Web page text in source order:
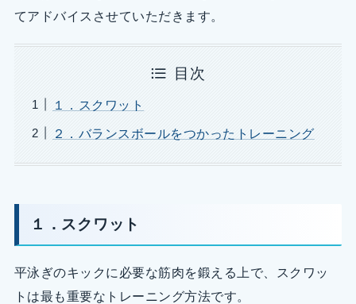
てアドバイスさせていただきます。
目次
１．スクワット
２．バランスボールをつかったトレーニング
１．スクワット
平泳ぎのキックに必要な筋肉を鍛える上で、スクワッ
トは最も重要なトレーニング方法です。